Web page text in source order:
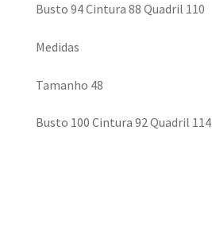
Busto 94 Cintura 88 Quadril 110
Medidas
Tamanho 48
Busto 100 Cintura 92 Quadril 114